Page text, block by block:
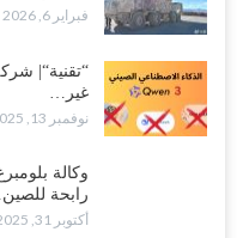
فبراير 6, 2026
“تقنية“|
غير…
نوفمبر 13, 2025
وكالة
رابحة
أكتوبر 31, 2025